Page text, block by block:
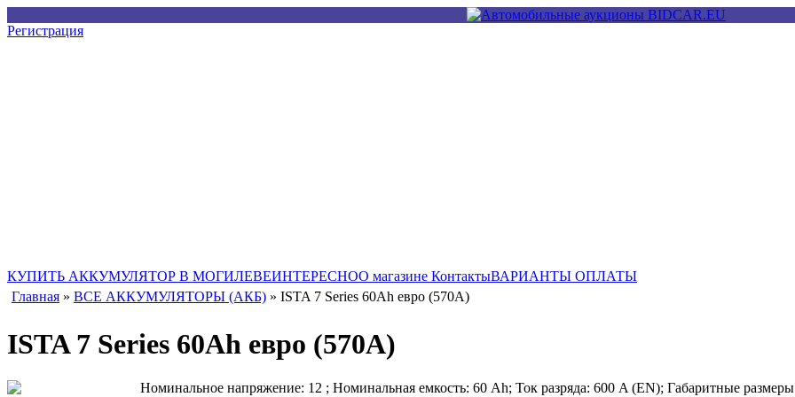
Регистрация
КУПИТЬ АККУМУЛЯТОР В МОГИЛЕВЕИНТЕРЕСНОО магазине КонтактыВАРИАНТЫ ОПЛАТЫ
Главная » ВСЕ АККУМУЛЯТОРЫ (АКБ) » ISTA 7 Series 60Аh евро (570A)
ISTA 7 Series 60Аh евро (570A)
Номинальное напряжение: 12 ; Номинальная емкость: 60 Ah; Ток разряда: 600 A (EN); Габаритные